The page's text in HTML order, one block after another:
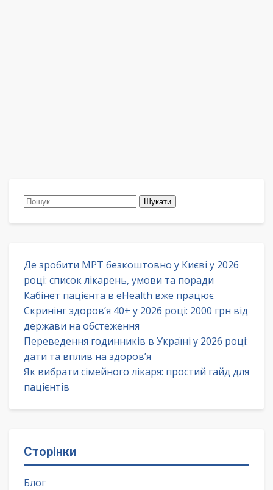
Пошук:
Де зробити МРТ безкоштовно у Києві у 2026
році: список лікарень, умови та поради
Кабінет пацієнта в eHealth вже працює
Скринінг здоров’я 40+ у 2026 році: 2000 грн від
держави на обстеження
Переведення годинників в Україні у 2026 році:
дати та вплив на здоров’я
Як вибрати сімейного лікаря: простий гайд для
пацієнтів
Сторінки
Блог